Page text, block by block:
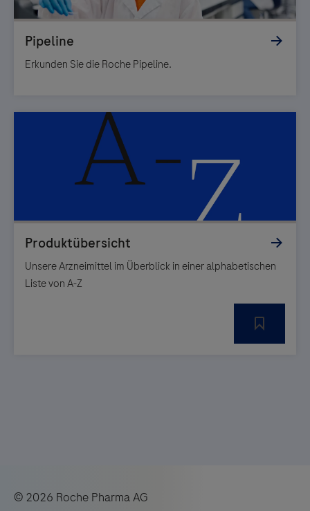
Erkunden Sie die Roche Pipeline.
Unsere Arzneimittel im Überblick in einer alphabetischen
Liste von A-Z
© 2026 Roche Pharma AG